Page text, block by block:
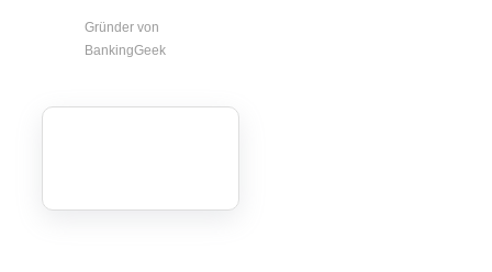
Gründer von
BankingGeek